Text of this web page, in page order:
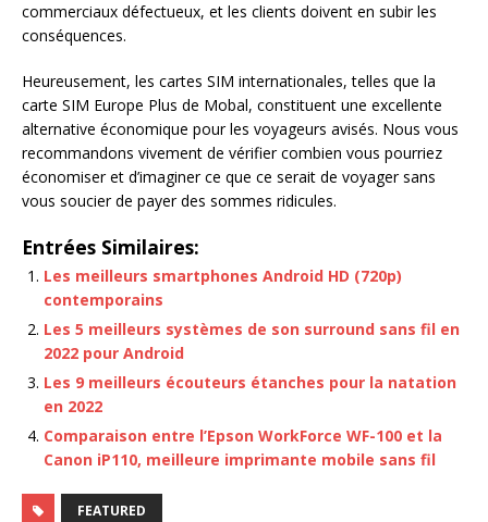
commerciaux défectueux, et les clients doivent en subir les
conséquences.
Heureusement, les cartes SIM internationales, telles que la
carte SIM Europe Plus de Mobal, constituent une excellente
alternative économique pour les voyageurs avisés. Nous vous
recommandons vivement de vérifier combien vous pourriez
économiser et d’imaginer ce que ce serait de voyager sans
vous soucier de payer des sommes ridicules.
Entrées Similaires:
Les meilleurs smartphones Android HD (720p)
contemporains
Les 5 meilleurs systèmes de son surround sans fil en
2022 pour Android
Les 9 meilleurs écouteurs étanches pour la natation
en 2022
Comparaison entre l’Epson WorkForce WF-100 et la
Canon iP110, meilleure imprimante mobile sans fil
FEATURED